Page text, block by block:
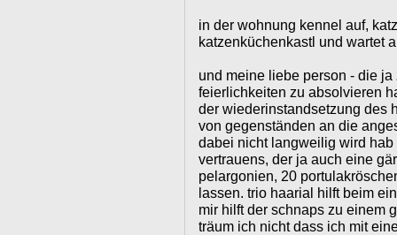
in der wohnung kennel auf,
katzenküchenkastl und wartet
und meine liebe person - die
feierlichkeiten zu absolvieren
der wiederinstandsetzung des
von gegenständen an die
dabei nicht langweilig wird
vertrauens, der ja auch eine
pelargonien, 20
lassen. trio haarial hilft beim
mir hilft der schnaps zu einem
träum ich nicht dass ich mit